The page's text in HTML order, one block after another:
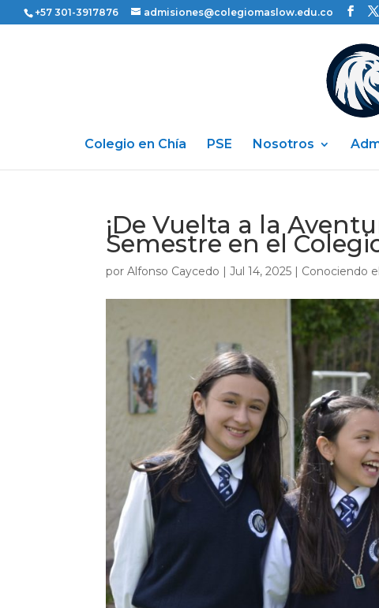
+57 301-3917876 admisiones@colegiomaslow.edu.co
Colegio en Chía PSE Nosotros
¡De Vuelta a la
Semestre en el
porAlfonso Caycedo |Jul 14, 2025 | Conociendo